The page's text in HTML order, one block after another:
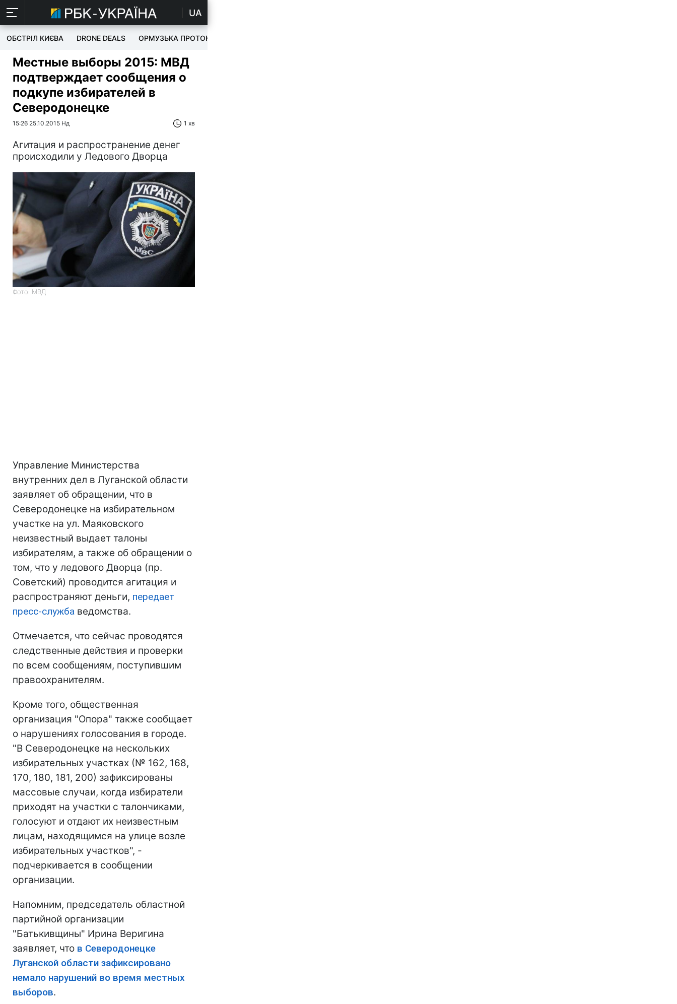
UA
ОБСТРІЛ КИЄВА DRONE DEALS ОРМУЗЬКА ПРОТОКА
Местные выборы 2015: МВД
подтверждает сообщения о
подкупе избирателей в
Северодонецке
15:26 25.10.2015 Нд 1 хв
Агитация и распространение денег
происходили у Ледового Дворца
Фото: МВД
Управление Министерства
внутренних дел в Луганской области
заявляет об обращении, что в
Северодонецке на избирательном
участке на ул. Маяковского
неизвестный выдает талоны
избирателям, а также об обращении о
том, что у ледового Дворца (пр.
Советский) проводится агитация и
распространяют деньги, передает
пресс-служба ведомства.
Отмечается, что сейчас проводятся
следственные действия и проверки
по всем сообщениям, поступившим
правоохранителям.
Кроме того, общественная
организация "Опора" также сообщает
о нарушениях голосования в городе.
"В Северодонецке на нескольких
избирательных участках (№ 162, 168,
170, 180, 181, 200) зафиксированы
массовые случаи, когда избиратели
приходят на участки с талончиками,
голосуют и отдают их неизвестным
лицам, находящимся на улице возле
избирательных участков", -
подчеркивается в сообщении
организации.
Напомним, председатель областной
партийной организации
"Батькивщины" Ирина Веригина
заявляет, что в Северодонецке
Луганской области зафиксировано
немало нарушений во время местных
выборов.